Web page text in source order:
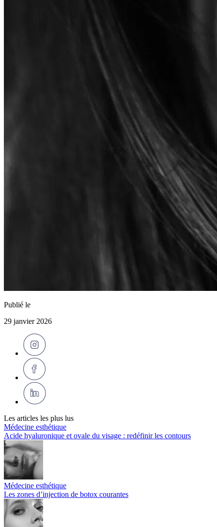
Publié le
29 janvier 2026
Les articles les plus lus
Médecine esthétique
Acide hyaluronique et ovale du visage : redéfinir les contours
Médecine esthétique
Les zones d’injection de botox courantes